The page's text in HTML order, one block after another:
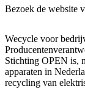
Bezoek de website
Wecycle voor
Stichting OPEN is,
apparaten in
recycling van